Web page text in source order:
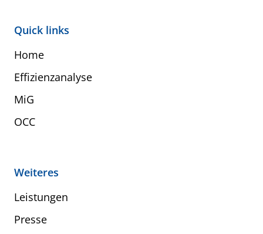
Quick links
Home
Effizienzanalyse
MiG
OCC
Weiteres
Leistungen
Presse